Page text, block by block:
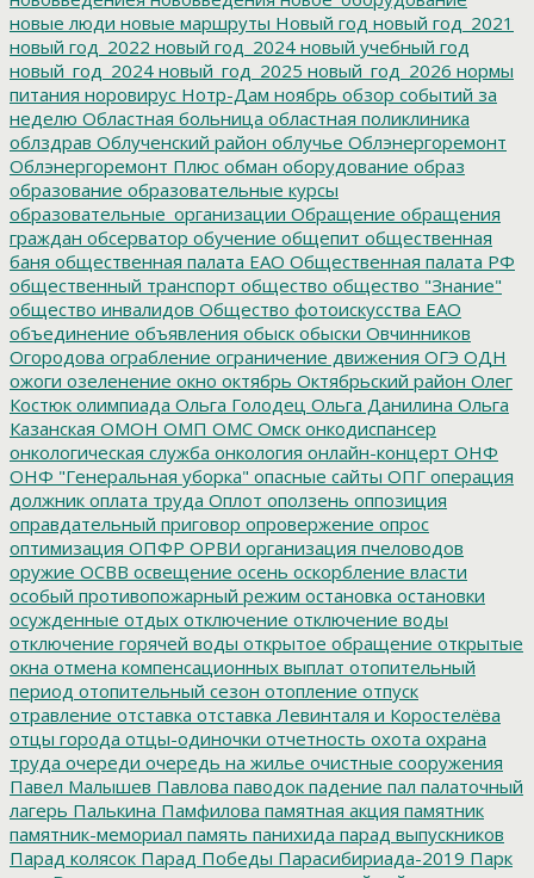
новые люди новые маршруты Новый год новый год_2021
новый год_2022 новый год_2024 новый учебный год
новый_год_2024 новый_год_2025 новый_год_2026 нормы
питания норовирус Нотр-Дам ноябрь обзор событий за
неделю Областная больница областная поликлиника
облздрав Облученский район облучье Облэнергоремонт
Облэнергоремонт Плюс обман оборудование образ
образование образовательные курсы
образовательные_организации Обращение обращения
граждан обсерватор обучение общепит общественная
баня общественная палата ЕАО Общественная палата РФ
общественный транспорт общество общество "Знание"
общество инвалидов Общество фотоискусства ЕАО
объединение объявления обыск обыски Овчинников
Огородова ограбление ограничение движения ОГЭ ОДН
ожоги озеленение окно октябрь Октябрьский район Олег
Костюк олимпиада Ольга Голодец Ольга Данилина Ольга
Казанская ОМОН ОМП ОМС Омск онкодиспансер
онкологическая служба онкология онлайн-концерт ОНФ
ОНФ "Генеральная уборка" опасные сайты ОПГ операция
должник оплата труда Оплот оползень оппозиция
оправдательный приговор опровержение опрос
оптимизация ОПФР ОРВИ организация пчеловодов
оружие ОСВВ освещение осень оскорбление власти
особый противопожарный режим остановка остановки
осужденные отдых отключение отключение воды
отключение горячей воды открытое обращение открытые
окна отмена компенсационных выплат отопительный
период отопительный сезон отопление отпуск
отравление отставка отставка Левинталя и Коростелёва
отцы города отцы-одиночки отчетность охота охрана
труда очереди очередь на жилье очистные сооружения
Павел Малышев Павлова паводок падение пал палаточный
лагерь Палькина Памфилова памятная акция памятник
памятник-мемориал память панихида парад выпускников
Парад колясок Парад Победы Парасибириада-2019 Парк